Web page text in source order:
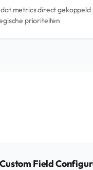
metrics direct gekoppeld
prioriteiten
Custom Field